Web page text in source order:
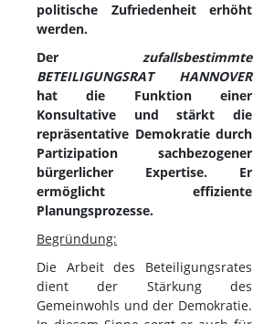
politische Zufriedenheit erhöht
werden.
Der zufallsbestimmte
BETEILIGUNGSRAT HANNOVER
hat die Funktion einer
Konsultative und stärkt die
repräsentative Demokratie durch
Partizipation sachbezogener
bürgerlicher Expertise. Er
ermöglicht effiziente
Planungsprozesse.
Begründung:
Die Arbeit des Beteiligungsrates
dient der Stärkung des
Gemeinwohls und der Demokratie.